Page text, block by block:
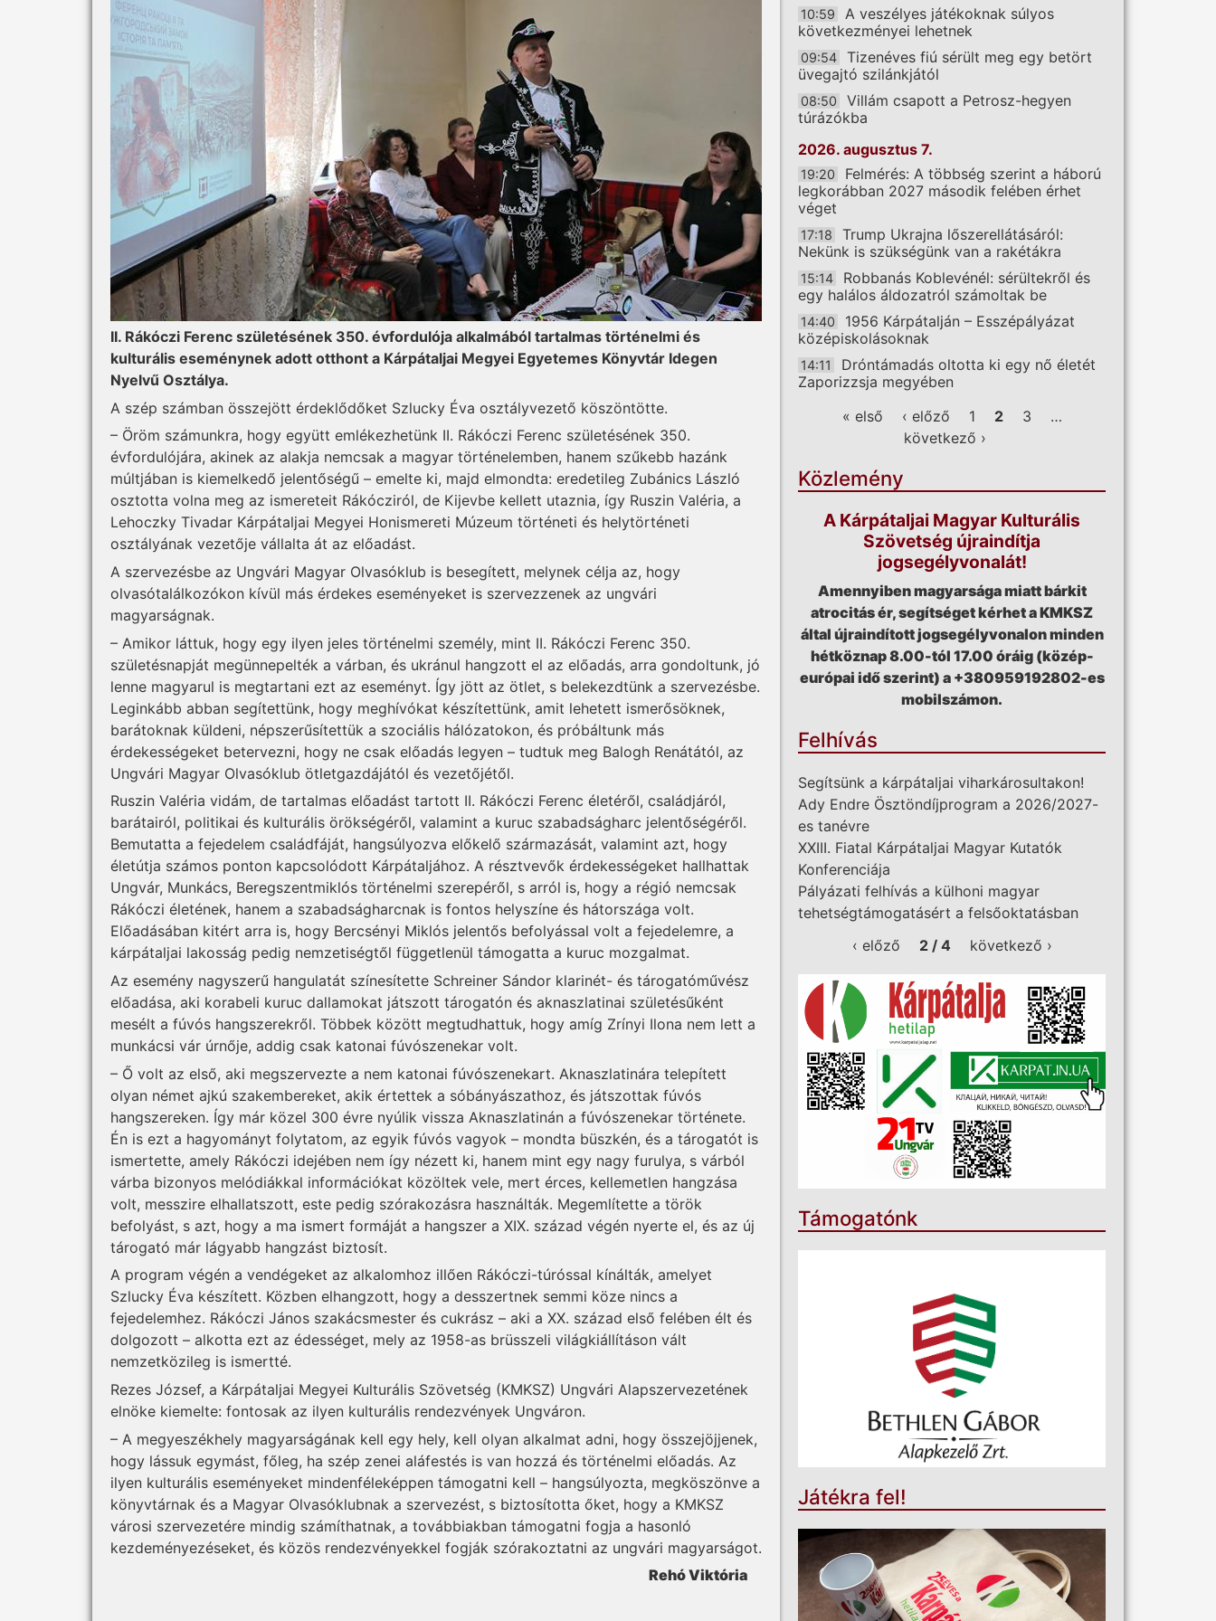
II. Rákóczi Ferenc születésének 350. évfordulója alkalmából tartalmas történelmi és
kulturális eseménynek adott otthont a Kárpátaljai Megyei Egyetemes Könyvtár Idegen
Nyelvű Osztálya.
A szép számban összejött érdeklődőket Szlucky Éva osztályvezető köszöntötte.
– Öröm számunkra, hogy együtt emlékezhetünk II. Rákóczi Ferenc születésének 350.
évfordulójára, akinek az alakja nemcsak a magyar történelemben, hanem szűkebb hazánk
múltjában is kiemelkedő jelentőségű – emelte ki, majd elmondta: eredetileg Zubánics László
osztotta volna meg az ismereteit Rákócziról, de Kijevbe kellett utaznia, így Ruszin Valéria, a
Lehoczky Tivadar Kárpátaljai Megyei Honismereti Múzeum történeti és helytörténeti
osztályának vezetője vállalta át az előadást.
A szervezésbe az Ungvári Magyar Olvasóklub is besegített, melynek célja az, hogy
olvasótalálkozókon kívül más érdekes eseményeket is szervezzenek az ungvári
magyarságnak.
– Amikor láttuk, hogy egy ilyen jeles történelmi személy, mint II. Rákóczi Ferenc 350.
születésnapját megünnepelték a várban, és ukránul hangzott el az előadás, arra gondoltunk, jó
lenne magyarul is megtartani ezt az eseményt. Így jött az ötlet, s belekezdtünk a szervezésbe.
Leginkább abban segítettünk, hogy meghívókat készítettünk, amit lehetett ismerősöknek,
barátoknak küldeni, népszerűsítettük a szociális hálózatokon, és próbáltunk más
érdekességeket betervezni, hogy ne csak előadás legyen – tudtuk meg Balogh Renátától, az
Ungvári Magyar Olvasóklub ötletgazdájától és vezetőjétől.
Ruszin Valéria vidám, de tartalmas előadást tartott II. Rákóczi Ferenc életéről, családjáról,
barátairól, politikai és kulturális örökségéről, valamint a kuruc szabadságharc jelentőségéről.
Bemutatta a fejedelem családfáját, hangsúlyozva előkelő származását, valamint azt, hogy
életútja számos ponton kapcsolódott Kárpátaljához. A résztvevők érdekességeket hallhattak
Ungvár, Munkács, Beregszentmiklós történelmi szerepéről, s arról is, hogy a régió nemcsak
Rákóczi életének, hanem a szabadságharcnak is fontos helyszíne és hátországa volt.
Előadásában kitért arra is, hogy Bercsényi Miklós jelentős befolyással volt a fejedelemre, a
kárpátaljai lakosság pedig nemzetiségtől függetlenül támogatta a kuruc mozgalmat.
Az esemény nagyszerű hangulatát színesítette Schreiner Sándor klarinét- és tárogatóművész
előadása, aki korabeli kuruc dallamokat játszott tárogatón és aknaszlatinai születésűként
mesélt a fúvós hangszerekről. Többek között megtudhattuk, hogy amíg Zrínyi Ilona nem lett a
munkácsi vár úrnője, addig csak katonai fúvószenekar volt.
– Ő volt az első, aki megszervezte a nem katonai fúvószenekart. Aknaszlatinára telepített
olyan német ajkú szakembereket, akik értettek a sóbányászathoz, és játszottak fúvós
hangszereken. Így már közel 300 évre nyúlik vissza Aknaszlatinán a fúvószenekar története.
Én is ezt a hagyományt folytatom, az egyik fúvós vagyok – mondta büszkén, és a tárogatót is
ismertette, amely Rákóczi idejében nem így nézett ki, hanem mint egy nagy furulya, s várból
várba bizonyos melódiákkal információkat közöltek vele, mert érces, kellemetlen hangzása
volt, messzire elhallatszott, este pedig szórakozásra használták. Megemlítette a török
befolyást, s azt, hogy a ma ismert formáját a hangszer a XIX. század végén nyerte el, és az új
tárogató már lágyabb hangzást biztosít.
A program végén a vendégeket az alkalomhoz illően Rákóczi-túróssal kínálták, amelyet
Szlucky Éva készített. Közben elhangzott, hogy a desszertnek semmi köze nincs a
fejedelemhez. Rákóczi János szakácsmester és cukrász – aki a XX. század első felében élt és
dolgozott – alkotta ezt az édességet, mely az 1958-as brüsszeli világkiállításon vált
nemzetközileg is ismertté.
Rezes József, a Kárpátaljai Megyei Kulturális Szövetség (KMKSZ) Ungvári Alapszervezetének
elnöke kiemelte: fontosak az ilyen kulturális rendezvények Ungváron.
– A megyeszékhely magyarságának kell egy hely, kell olyan alkalmat adni, hogy összejöjjenek,
hogy lássuk egymást, főleg, ha szép zenei aláfestés is van hozzá és történelmi elő­adás. Az
ilyen kulturális eseményeket mindenféleképpen támogatni kell – hangsúlyozta, megköszönve a
könyvtárnak és a Magyar Olvasóklubnak a szervezést, s biztosította őket, hogy a KMKSZ
városi szervezetére mindig számíthatnak, a továbbiakban támogatni fogja a hasonló
kezdeményezéseket, és közös rendezvényekkel fogják szórakoztatni az ungvári magyarságot.
Rehó Viktória
10:59
A veszélyes játékoknak súlyos
következményei lehetnek
09:54
Tizenéves fiú sérült meg egy betört
üvegajtó szilánkjától
08:50
Villám csapott a Petrosz-hegyen
túrázókba
2026. augusztus 7.
19:20
Felmérés: A többség szerint a háború
legkorábban 2027 második felében érhet
véget
17:18
Trump Ukrajna lőszerellátásáról:
Nekünk is szükségünk van a rakétákra
15:14
Robbanás Koblevénél: sérültekről és
egy halálos áldozatról számoltak be
14:40
1956 Kárpátalján – Esszépályázat
középiskolásoknak
14:11
Dróntámadás oltotta ki egy nő életét
Zaporizzsja megyében
Oldalak
« első ‹ előző 1 2 3
…
következő ›
Közlemény
A Kárpátaljai Magyar Kulturális
Szövetség újraindítja
jogsegélyvonalát!
Amennyiben magyarsága miatt bárkit
atrocitás ér, segítséget kérhet a KMKSZ
által újraindított jogsegélyvonalon minden
hétköznap 8.00-tól 17.00 óráig (közép-
európai idő szerint) a +380959192802-es
mobilszámon.
Felhívás
Segítsünk a kárpátaljai viharkárosultakon!
Ady Endre Ösztöndíjprogram a 2026/2027-
es tanévre
XXIII. Fiatal Kárpátaljai Magyar Kutatók
Konferenciája
Pályázati felhívás a külhoni magyar
tehetségtámogatásért a felsőoktatásban
‹ előző
2 / 4 következő ›
Támogatónk
Játékra fel!